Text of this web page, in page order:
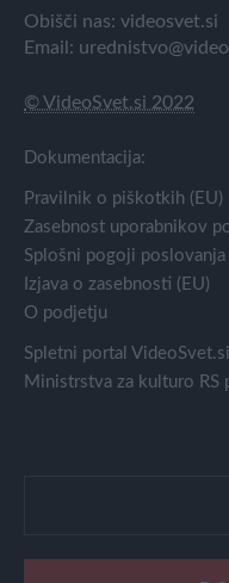
Obišči nas: videosvet.si
Email:
© VideoSvet.si 2022
Dokumentacija:
Pravilnik o piškotkih (EU)
Zasebnost uporabnikov
Splošni pogoji poslovanja
Izjava o zasebnosti (EU)
O podjetju
Spletni portal
Ministrstva za kulturo